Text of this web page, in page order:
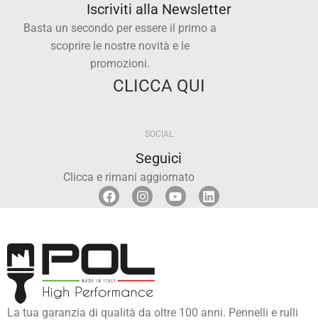
Iscriviti alla Newsletter
Basta un secondo per essere il primo a
scoprire le nostre novità e le
promozioni.
CLICCA QUI
SOCIAL
Seguici
Clicca e rimani aggiornato
La tua garanzia di qualità da oltre 100 anni. Pennelli e rulli